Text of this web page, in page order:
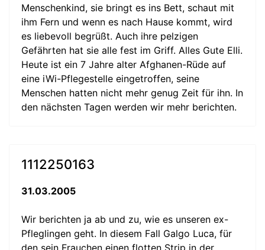
Menschenkind, sie bringt es ins Bett, schaut mit
ihm Fern und wenn es nach Hause kommt, wird
es liebevoll begrüßt. Auch ihre pelzigen
Gefährten hat sie alle fest im Griff. Alles Gute Elli.
Heute ist ein 7 Jahre alter Afghanen-Rüde auf
eine iWi-Pflegestelle eingetroffen, seine
Menschen hatten nicht mehr genug Zeit für ihn. In
den nächsten Tagen werden wir mehr berichten.
1112250163
31.03.2005
Wir berichten ja ab und zu, wie es unseren ex-
Pfleglingen geht. In diesem Fall Galgo Luca, für
den sein Frauchen einen flotten Strip in der